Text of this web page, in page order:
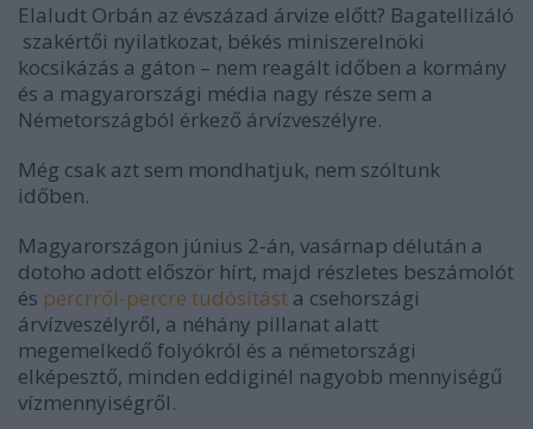
Elaludt Orbán az évszázad árvize előtt? Bagatellizáló
szakértői nyilatkozat, békés miniszerelnöki
kocsikázás a gáton – nem reagált időben a kormány
és a magyarországi média nagy része sem a
Németországból érkező árvízveszélyre.
Még csak azt sem mondhatjuk, nem szóltunk
időben.
Magyarországon június 2-án, vasárnap délután a
dotoho adott először hírt, majd részletes beszámolót
és percrről-percre tudósítást a csehországi
árvízveszélyről, a néhány pillanat alatt
megemelkedő folyókról és a németországi
elképesztő, minden eddiginél nagyobb mennyiségű
vízmennyiségről.